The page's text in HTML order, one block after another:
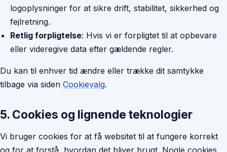
logoplysninger for at sikre drift, stabilitet, sikkerhed og
fejlretning.
Retlig forpligtelse: Hvis vi er forpligtet til at opbevare
eller videregive data efter gældende regler.
Du kan til enhver tid ændre eller trække dit samtykke
tilbage via siden Cookievalg.
5. Cookies og lignende teknologier
Vi bruger cookies for at få websitet til at fungere korrekt
og for at forstå, hvordan det bliver brugt. Nogle cookies